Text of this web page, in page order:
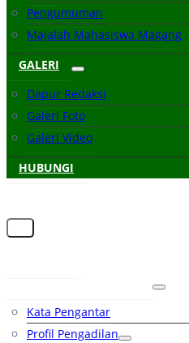
Pengumuman
Majalah Mahasiswa Magang
GALERI
Dapur Redaksi
Galeri Foto
Galeri Video
HUBUNGI
Kata Pengantar
Profil Pengadilan